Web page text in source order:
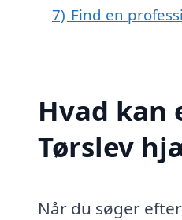
7) Find en
Hvad kan
Tørslev
Når du søger